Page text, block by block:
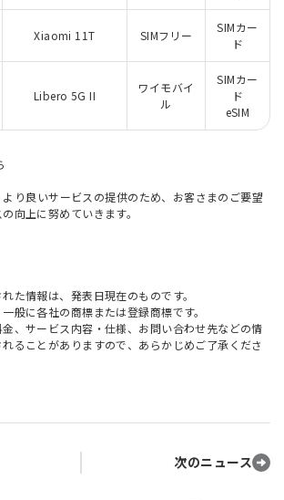
Xiaomi 11T SIMフリー
SIMカー
ド
Libero 5G II
ワイモバイ
ル
SIMカー
ド
eSIM
り良いサービスの提供のため、お客さまのご要望
向上に努めていきます。
た情報は、発表日現在のものです。
般に各社の商標または登録商標です。
、サービス内容・仕様、お問い合わせ先などの情
ることがありますので、あらかじめご了承くださ
次のニュース